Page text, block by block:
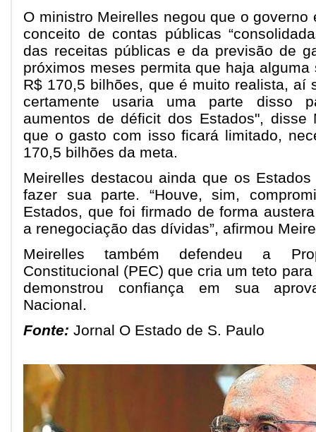
O ministro Meirelles negou que o governo
conceito de contas públicas
das receitas públicas e da previsão de
próximos meses permita que haja
R$ 170,5 bilhões, que é muito realista, aí
certamente usaria uma parte disso
aumentos de déficit dos Estados", disse
que o gasto com isso ficará limitado,
170,5 bilhões da meta.
Meirelles destacou ainda que os
fazer sua parte. “Houve, sim,
Estados, que foi firmado de forma
a renegociação das dívidas”, afirmou
Meirelles também defendeu a
Constitucional (PEC) que cria um teto
demonstrou confiança em sua
Nacional.
Fonte: Jornal O Estado de S. Paulo